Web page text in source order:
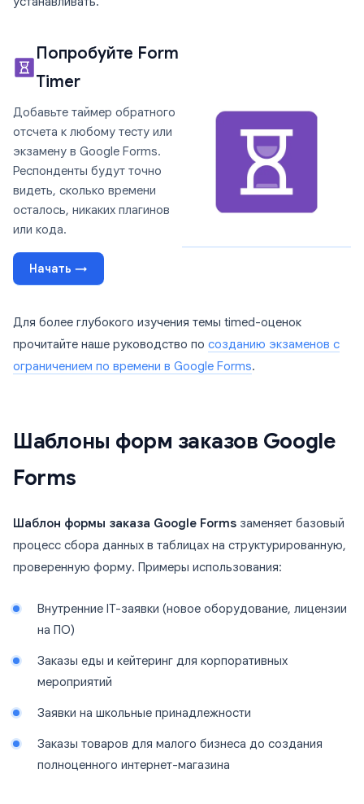
Попробуйте Form
Timer
Добавьте таймер обратного
отсчета к любому тесту или
экзамену в Google Forms.
Респонденты будут точно
видеть, сколько времени
осталось, никаких плагинов
или кода.
Начать →
Для более глубокого изучения темы timed-оценок
прочитайте наше руководство по созданию экзаменов с
ограничением по времени в Google Forms.
Шаблоны форм заказов Google
Forms
Шаблон формы заказа Google Forms заменяет базовый
процесс сбора данных в таблицах на структурированную,
проверенную форму. Примеры использования:
Внутренние IT-заявки (новое оборудование, лицензии
на ПО)
Заказы еды и кейтеринг для корпоративных
мероприятий
Заявки на школьные принадлежности
Заказы товаров для малого бизнеса до создания
полноценного интернет-магазина